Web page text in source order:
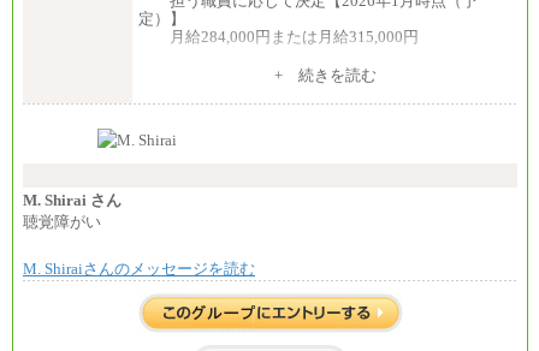
定）】
月給284,000円または月給315,000円
※入社後早期から、自律的な業務遂行が求めら
す。
い職責を担う方については、さらに高い金額を個別
※上記に加え、所定労働時間外に勤務をした場
※試用期間中も給与に変更はございません。
+ 続きを読む
M. Shirai さん
聴覚障がい
M. Shiraiさんのメッセージを読む